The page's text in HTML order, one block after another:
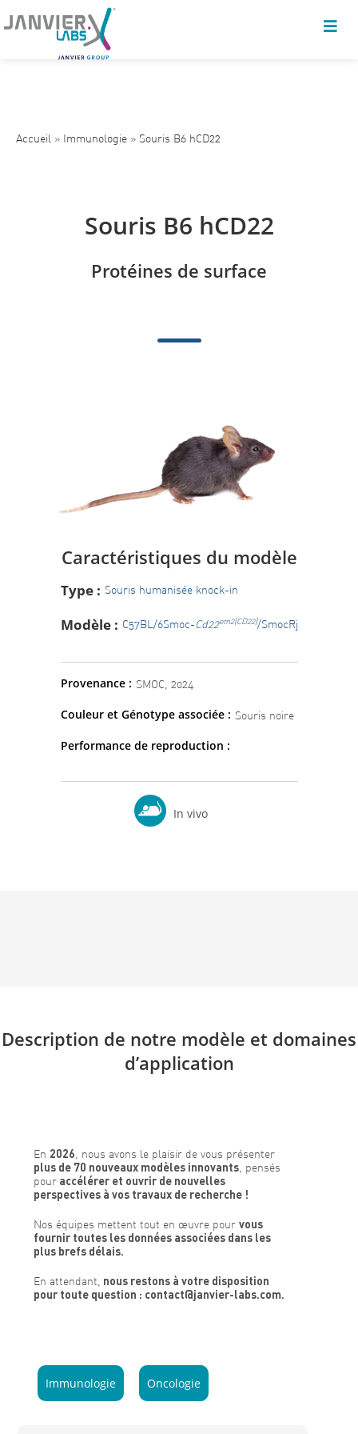
Accueil » Immunologie » Souris B6 hCD22
Souris B6 hCD22
Protéines de surface
Caractéristiques du modèle
Type : Souris humanisée knock-in
Modèle : C57BL/6Smoc-Cd22em2(CD22)/SmocRj
Provenance : SMOC, 2024
Couleur et Génotype associée : Souris noire
Performance de reproduction :
In vivo
Description de notre modèle et domaines
d’application
En 2026 , nous avons le plaisir de vous présenter
plus de 70 nouveaux modèles innovants , pensés
pour accélérer et ouvrir de nouvelles
perspectives à vos travaux de recherche !
Nos équipes mettent tout en œuvre pourvous
fournir toutes les données associées dans les
plus brefs délais.
En attendant, nous restons à votre disposition
pour toute question : contact@janvier-labs.com.
Immunologie Oncologie